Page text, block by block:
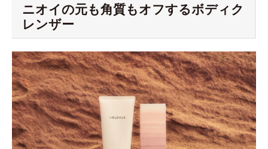
ニオイの元も角質もオフするボディク
レンザー